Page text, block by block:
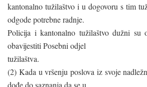
kantonalno tužilaštvo i u dogovoru s tim
odgode potrebne radnje.
Policija i kantonalno tužilaštvo dužni su
obavijestiti Posebni odjel
tužilaštva.
(2) Kada u vršenju poslova iz svoje
dođe do saznanja da se u